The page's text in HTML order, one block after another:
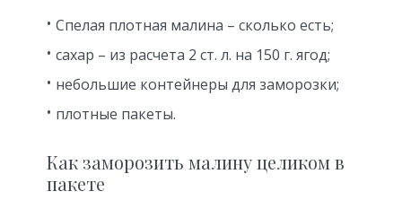
Спелая плотная малина – сколько есть;
сахар – из расчета 2 ст. л. на 150 г. ягод;
небольшие контейнеры для заморозки;
плотные пакеты.
Как заморозить малину целиком в
пакете